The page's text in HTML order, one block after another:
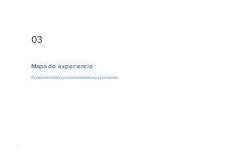
03
Mapa de experiencia
Puntos de fricción y recomendaciones priorizadas.